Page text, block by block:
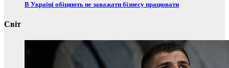
В Україні обіцяють не заважати бізнесу працювати
Світ